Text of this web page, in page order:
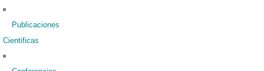
Publicaciones
Cientificas